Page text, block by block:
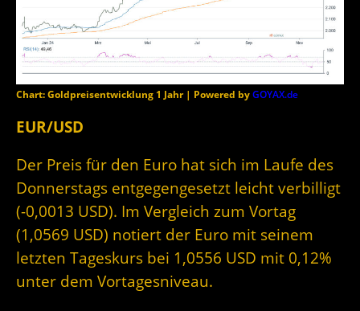
Chart: Goldpreisentwicklung 1 Jahr | Powered byGOYAX.de
EUR/USD
Der Preis für den Euro hat sich im Laufe des
Donnerstags entgegengesetzt leicht verbilligt
(-0,0013 USD). Im Vergleich zum Vortag
(1,0569 USD) notiert der Euro mit seinem
letzten Tageskurs bei 1,0556 USD mit 0,12%
unter dem Vortagesniveau.